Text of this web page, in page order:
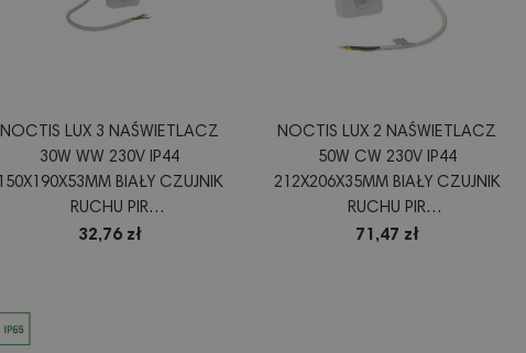
NOCTIS LUX 3 NAŚWIETLACZ
30W WW 230V IP44
150X190X53MM BIAŁY CZUJNIK
RUCHU PIR
SLI029054WW_CZUJNIK_PW
32,76 zł
NOCTIS LUX 2 NAŚWIETLACZ
50W CW 230V IP44
212X206X35MM BIAŁY CZUJNIK
RUCHU PIR
SLI029044CW_CZUJNIK
71,47 zł